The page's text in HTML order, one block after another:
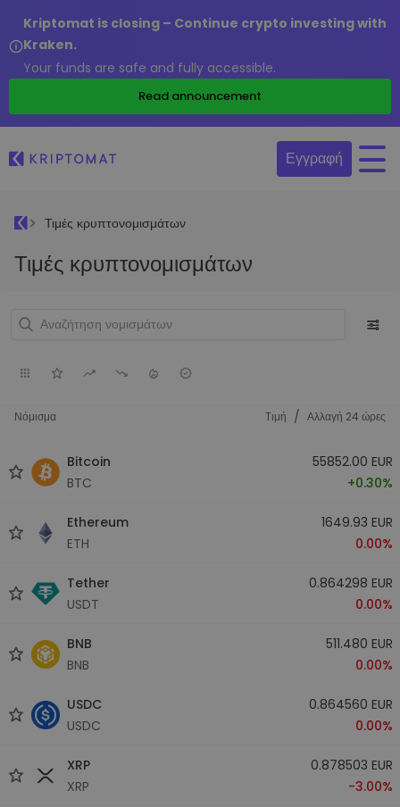
Kriptomat is closing – Continue crypto investing with
Kraken.
Your funds are safe and fully accessible.
Read announcement
Εγγραφή
Τιμές κρυπτονομισμάτων
Τιμές κρυπτονομισμάτων
Νόμισμα Tιμή / Αλλαγή 24 ώρες
Bitcoin
BTC
55852.00 EUR
+0.30%
Ethereum
ETH
1649.93 EUR
0.00%
Tether
USDT
0.864298 EUR
0.00%
BNB
BNB
511.480 EUR
0.00%
USDC
USDC
0.864560 EUR
0.00%
XRP
XRP
0.878503 EUR
-3.00%